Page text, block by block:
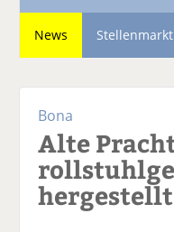
News Stellenmarkt
Bona
Alte
hergestellt